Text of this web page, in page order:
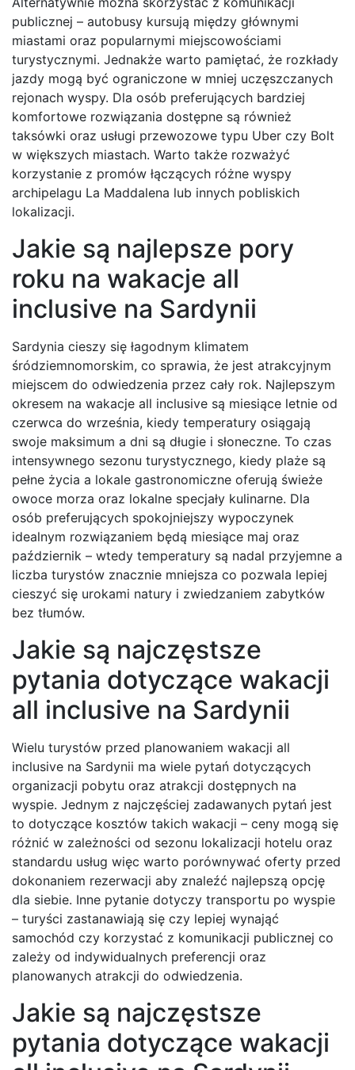
publicznej – autobusy kursują między głównymi
miastami oraz popularnymi miejscowościami
turystycznymi. Jednakże warto pamiętać, że rozkłady
jazdy mogą być ograniczone w mniej uczęszczanych
rejonach wyspy. Dla osób preferujących bardziej
komfortowe rozwiązania dostępne są również
taksówki oraz usługi przewozowe typu Uber czy Bolt
w większych miastach. Warto także rozważyć
korzystanie z promów łączących różne wyspy
archipelagu La Maddalena lub innych pobliskich
lokalizacji.
Jakie są najlepsze pory
roku na wakacje all
inclusive na Sardynii
Sardynia cieszy się łagodnym klimatem
śródziemnomorskim, co sprawia, że jest atrakcyjnym
miejscem do odwiedzenia przez cały rok. Najlepszym
okresem na wakacje all inclusive są miesiące letnie od
czerwca do września, kiedy temperatury osiągają
swoje maksimum a dni są długie i słoneczne. To czas
intensywnego sezonu turystycznego, kiedy plaże są
pełne życia a lokale gastronomiczne oferują świeże
owoce morza oraz lokalne specjały kulinarne. Dla
osób preferujących spokojniejszy wypoczynek
idealnym rozwiązaniem będą miesiące maj oraz
październik – wtedy temperatury są nadal przyjemne a
liczba turystów znacznie mniejsza co pozwala lepiej
cieszyć się urokami natury i zwiedzaniem zabytków
bez tłumów.
Jakie są najczęstsze
pytania dotyczące wakacji
all inclusive na Sardynii
Wielu turystów przed planowaniem wakacji all
inclusive na Sardynii ma wiele pytań dotyczących
organizacji pobytu oraz atrakcji dostępnych na
wyspie. Jednym z najczęściej zadawanych pytań jest
to dotyczące kosztów takich wakacji – ceny mogą się
różnić w zależności od sezonu lokalizacji hotelu oraz
standardu usług więc warto porównywać oferty przed
dokonaniem rezerwacji aby znaleźć najlepszą opcję
dla siebie. Inne pytanie dotyczy transportu po wyspie
– turyści zastanawiają się czy lepiej wynająć
samochód czy korzystać z komunikacji publicznej co
zależy od indywidualnych preferencji oraz
planowanych atrakcji do odwiedzenia.
Jakie są najczęstsze
pytania dotyczące wakacji